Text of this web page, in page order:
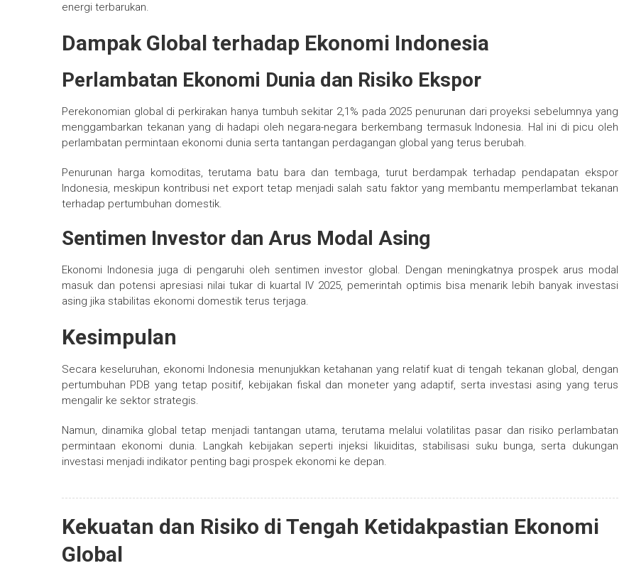
energi terbarukan.
Dampak Global terhadap Ekonomi Indonesia
Perlambatan Ekonomi Dunia dan Risiko Ekspor
Perekonomian global di perkirakan hanya tumbuh sekitar 2,1% pada 2025 penurunan dari proyeksi sebelumnya yang
menggambarkan tekanan yang di hadapi oleh negara-negara berkembang termasuk Indonesia. Hal ini di picu oleh
perlambatan permintaan ekonomi dunia serta tantangan perdagangan global yang terus berubah.
Penurunan harga komoditas, terutama batu bara dan tembaga, turut berdampak terhadap pendapatan ekspor
Indonesia, meskipun kontribusi net export tetap menjadi salah satu faktor yang membantu memperlambat tekanan
terhadap pertumbuhan domestik.
Sentimen Investor dan Arus Modal Asing
Ekonomi Indonesia juga di pengaruhi oleh sentimen investor global. Dengan meningkatnya prospek arus modal
masuk dan potensi apresiasi nilai tukar di kuartal IV 2025, pemerintah optimis bisa menarik lebih banyak investasi
asing jika stabilitas ekonomi domestik terus terjaga.
Kesimpulan
Secara keseluruhan, ekonomi Indonesia menunjukkan ketahanan yang relatif kuat di tengah tekanan global, dengan
pertumbuhan PDB yang tetap positif, kebijakan fiskal dan moneter yang adaptif, serta investasi asing yang terus
mengalir ke sektor strategis.
Namun, dinamika global tetap menjadi tantangan utama, terutama melalui volatilitas pasar dan risiko perlambatan
permintaan ekonomi dunia. Langkah kebijakan seperti injeksi likuiditas, stabilisasi suku bunga, serta dukungan
investasi menjadi indikator penting bagi prospek ekonomi ke depan.
Kekuatan dan Risiko di Tengah Ketidakpastian Ekonomi
Global